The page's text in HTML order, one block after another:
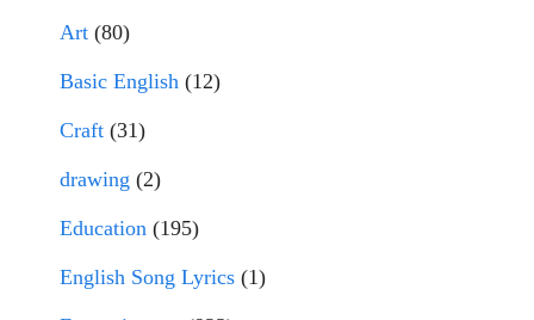
Art (80)
Basic English (12)
Craft (31)
drawing (2)
Education (195)
English Song Lyrics (1)